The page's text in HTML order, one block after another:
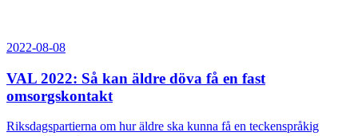
2022-08-08
VAL 2022: Så kan äldre döva få en fast
omsorgskontakt
Riksdagspartierna om hur äldre ska kunna få en teckenspråkig